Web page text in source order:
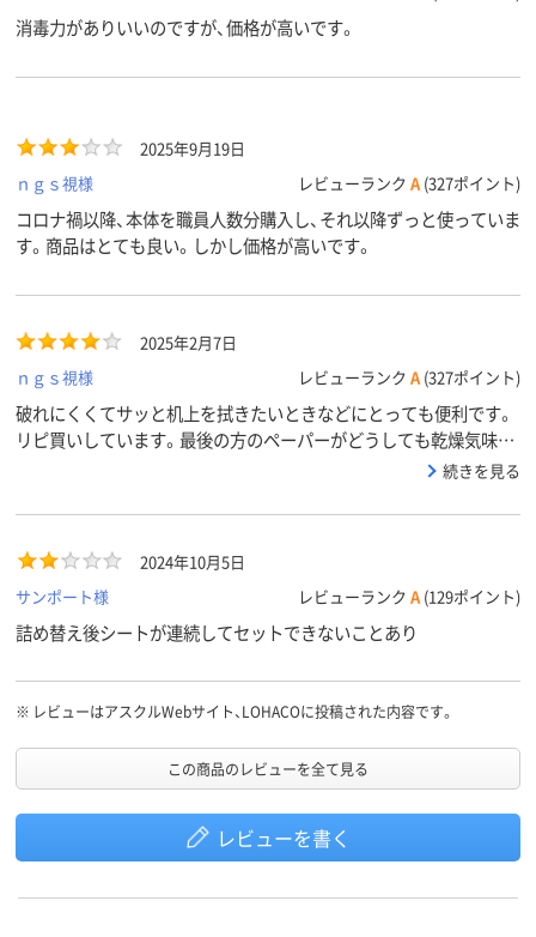
消毒力がありいいのですが、価格が高いです。
2025年9月19日
ｎｇｓ視様
レビューランク A (327ポイント)
コロナ禍以降、本体を職員人数分購入し、それ以降ずっと使っていま
す。商品はとても良い。しかし価格が高いです。
2025年2月7日
ｎｇｓ視様
レビューランク A (327ポイント)
破れにくくてサッと机上を拭きたいときなどにとっても便利です。
リピ買いしています。最後の方のペーパーがどうしても乾燥気味
で、液体のアルコールをトポポ・・・とちょっとだけ追加してしまうの
続きを見る
2024年10月5日
サンポート様
レビューランク A (129ポイント)
詰め替え後シートが連続してセットできないことあり
※ レビューはアスクルWebサイト、LOHACOに投稿された内容です。
この商品のレビューを全て見る
レビューを書く